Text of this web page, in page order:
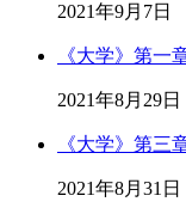
2021年9月7日
《大学》第一
2021年8月29日
《大学》第三
2021年8月31日